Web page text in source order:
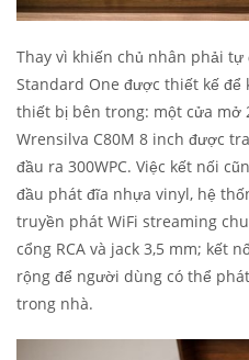
Thay vì khiến chủ nhân phải
Standard One được thiết kế để
thiết bị bên trong: một cửa mở
Wrensilva C80M 8 inch được
đầu ra 300WPC. Việc kết nối
đầu phát đĩa nhựa vinyl, hệ
truyền phát WiFi streaming
cổng RCA và jack 3,5 mm; kết
rộng để người dùng có thể
trong nhà.